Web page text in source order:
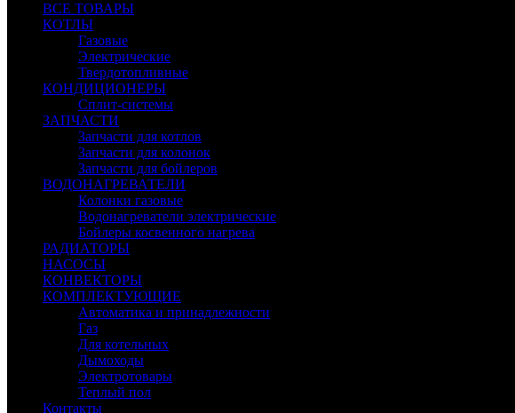
ВСЕ ТОВАРЫ
КОТЛЫ
Газовые
Электрические
Твердотопливные
КОНДИЦИОНЕРЫ
Сплит-системы
ЗАПЧАСТИ
Запчасти для котлов
Запчасти для колонок
Запчасти для бойлеров
ВОДОНАГРЕВАТЕЛИ
Колонки газовые
Водонагреватели электрические
Бойлеры косвенного нагрева
РАДИАТОРЫ
НАСОСЫ
КОНВЕКТОРЫ
КОМПЛЕКТУЮЩИЕ
Автоматика и принадлежности
Газ
Для котельных
Дымоходы
Электротовары
Теплый пол
Контакты